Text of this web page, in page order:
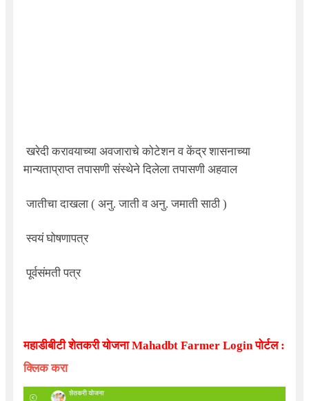
खरेदी करावयाच्या अवजाराचे कोटेशन व केंद्र शासनाच्या
मान्यताप्राप्त तपासणी संस्थेने दिलेला तपासणी अहवाल
जातीचा दाखला ( अनु. जाती व अनु. जमाती साठी )
स्वयं घोषणापत्र
पूर्वसंमती पत्र
महाडीबीटी शेतकरी योजनाMahadbt Farmer Loginपोर्टल :
क्लिक करा